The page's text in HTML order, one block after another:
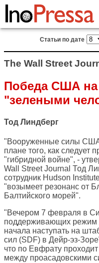
Статьи по дате
The Wall Street
Победа США на
"зелеными
Тод Линдберг
"Вооруженные силы США
плане того, как следует
"гибридной войне", -
Wall Street Journal Тод
сотрудник Hudson
"возымеет резонанс от
Балтийского морей".
"Вечером 7 февраля в
поддерживающих режим
начала наступать на
сил (SDF) в Дейр-эз-
что по Евфрату
между проасадовскими